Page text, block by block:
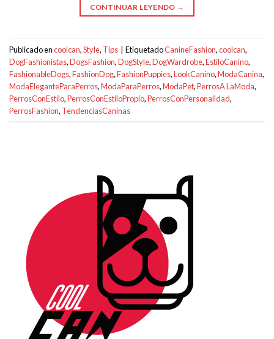
CONTINUAR LEYENDO →
Publicado encoolcan,Style, Tips EtiquetadoCanineFashion,coolcan,
DogFashionistas,DogsFashion,DogStyle,DogWardrobe,EstiloCanino,
FashionableDogs,FashionDog,FashionPuppies,LookCanino,ModaCanina,
ModaEleganteParaPerros,ModaParaPerros,ModaPet,PerrosA LaModa,
PerrosConEstilo,PerrosConEstiloPropio,PerrosConPersonalidad,
PerrosFashion, TendenciasCaninas